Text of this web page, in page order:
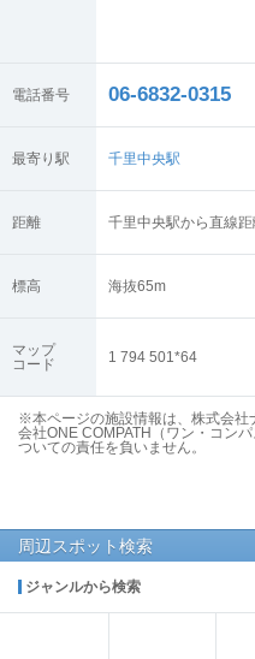
電話番号 06-6832-0315
最寄り駅 千里中央駅
距離 千里中央駅から直線
標高 海抜65m
マップ
コード
1 794 501*64
※本ページの施設情報は、株式会社
会社ONE COMPATH（ワン・コン
ついての責任を負いません。
周辺スポット検索
ジャンルから検索